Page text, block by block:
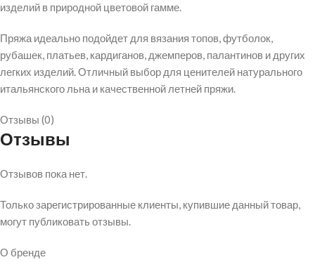
изделий в природной цветовой гамме.
Пряжа идеально подойдет для вязания топов, футболок,
рубашек, платьев, кардиганов, джемперов, палантинов и других
легких изделий. Отличный выбор для ценителей натурального
итальянского льна и качественной летней пряжи.
Отзывы (0)
Отзывы
Отзывов пока нет.
Только зарегистрированные клиенты, купившие данный товар,
могут публиковать отзывы.
О бренде